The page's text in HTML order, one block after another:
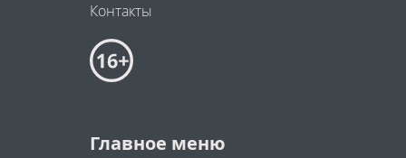
Контакты
Главное меню